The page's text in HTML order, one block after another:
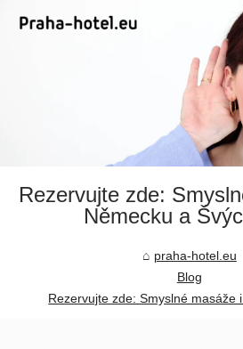
Rezervujte zde:
Německu a
praha-hotel.eu
Blog
Rezervujte zde: Smyslné masáže i